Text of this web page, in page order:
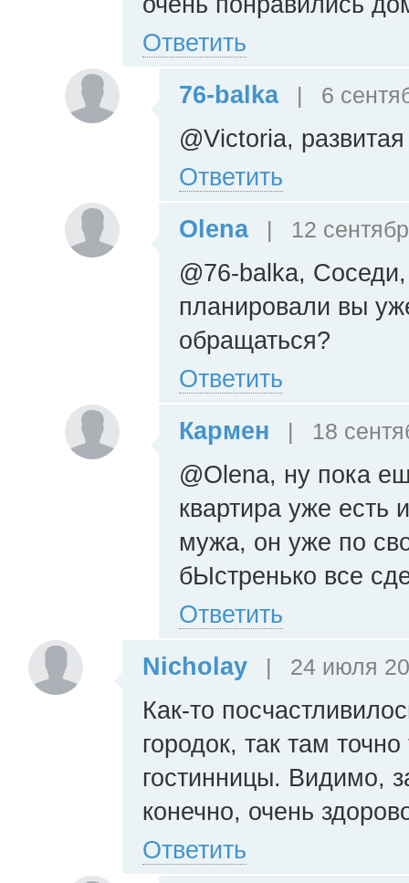
Ответить
76-balka
| 6
@Victoria,
Ответить
Olena
| 12
@76-balka,
планировали вы
обращаться?
Ответить
Кармен
| 18
@Olena, ну пока
квартира уже
мужа, он уже по
бЫстренько все
Ответить
Nicholay
| 24 июля
Как-то
городок, так там
гостинницы. Видимо,
конечно, очень
Ответить